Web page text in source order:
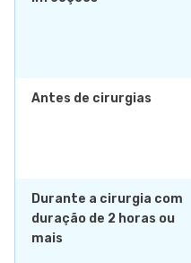
Antes de cirurgias
Durante a cirurgia com
duração de 2 horas ou
mais